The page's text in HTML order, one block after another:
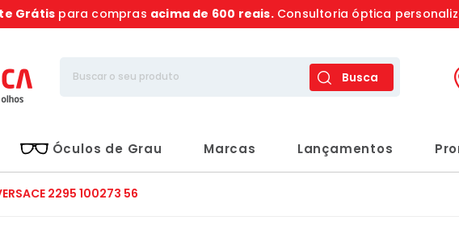
Grátis para compras acima de 600 reais.Consultoria óptica
Busca
Óculos de Grau Marcas Lançamentos
2295 100273 56